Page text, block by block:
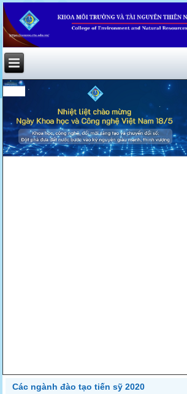
Các ngành đào tạo tiến sỹ 2020